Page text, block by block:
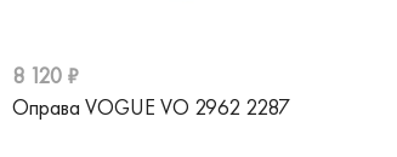
8 120 ₽
Оправа VOGUE VO 2962 2287